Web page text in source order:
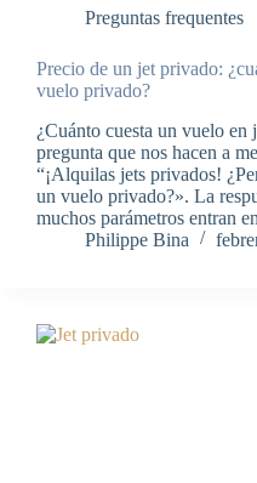
Preguntas frequentes
Precio de un jet privado:
vuelo privado?
¿Cuánto cuesta un vuelo en
pregunta que nos hacen a
“¡Alquilas jets privados!
un vuelo privado?». La
muchos parámetros entran
Philippe Bina